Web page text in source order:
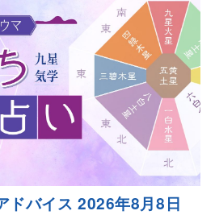
ドバイス 2026年8月8日